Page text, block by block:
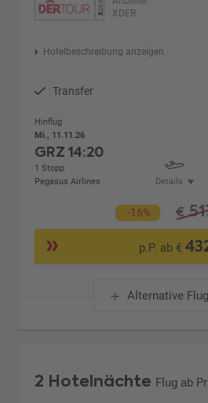
XDER
Hotelbeschreibung anzeigen
Transfer
Hinflug
Mi., 11.11.26
GRZ14:20
1 Stopp
Pegasus Airlines
Details
-16% €
p.P. ab €
Alternative
2 Hotelnächte Flug ab